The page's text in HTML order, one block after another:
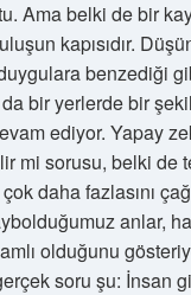
Ama belki de bir
kapısıdır.
benzediği
bir yerlerde bir
ediyor. Yapay
mi sorusu, belki de
daha fazlasını
anlar,
olduğunu
soru şu: İnsan